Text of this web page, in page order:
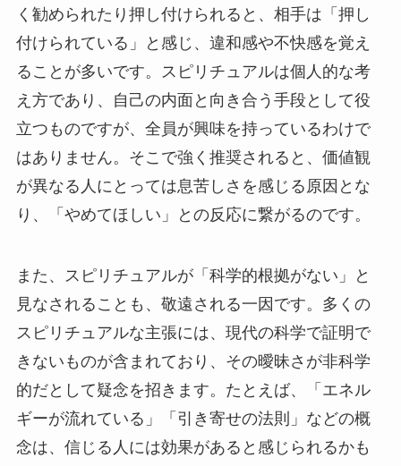
く勧められたり押し付けられると、相手は「押し
付けられている」と感じ、違和感や不快感を覚え
ることが多いです。スピリチュアルは個人的な考
え方であり、自己の内面と向き合う手段として役
立つものですが、全員が興味を持っているわけで
はありません。そこで強く推奨されると、価値観
が異なる人にとっては息苦しさを感じる原因とな
り、「やめてほしい」との反応に繋がるのです。
また、スピリチュアルが「科学的根拠がない」と
見なされることも、敬遠される一因です。多くの
スピリチュアルな主張には、現代の科学で証明で
きないものが含まれており、その曖昧さが非科学
的だとして疑念を招きます。たとえば、「エネル
ギーが流れている」「引き寄せの法則」などの概
念は、信じる人には効果があると感じられるかも